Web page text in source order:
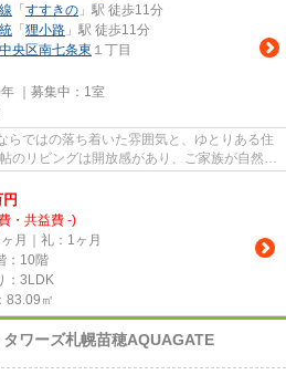
「 すすきの 」駅 徒歩11分
「 狸小路 」駅 徒歩11分
央区南七条東 １丁目
｜募集中： 1室
らではの落ち着いた雰囲気と、ゆとりある住
のリビングは開放感があり、ご家族が自然と
円
・共益費 -)
月｜礼：1ヶ月
：10階
：3LDK
83.09㎡
タワーズ札幌苗穂AQUAGATE